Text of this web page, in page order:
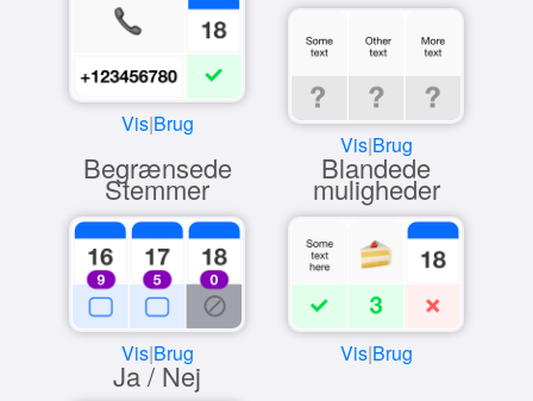
Vis|Brug
Vis|Brug
Begrænsede
Stemmer
Vis|Brug
Blandede
muligheder
Vis|Brug
Ja / Nej